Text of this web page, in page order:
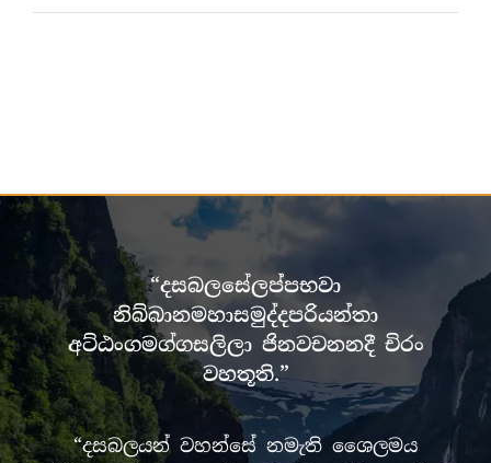
“දසබලසේලප්පභවා
නිබ්බානමහාසමුද්දපරියන්තා
අට්ඨංගමග්ගසලිලා ජිනවචනනදී චිරං
වහතූති.”
“දසබලයන් වහන්සේ නමැති ශෛලමය